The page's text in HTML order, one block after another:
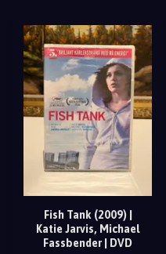
Fish Tank (2009) |
Katie Jarvis, Michael
Fassbender | DVD